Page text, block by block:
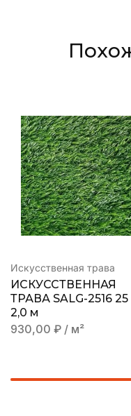
Искусственная трава
ИСКУССТВЕННАЯ
ТРАВА SALG-2516
2,0 м
930,00 ₽ / м²